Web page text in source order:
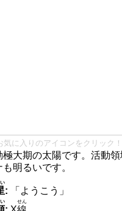
に入りのアイコンをクリック！
極大期の太陽です。活動領
も明るいです。
:
「ようこう」
せん